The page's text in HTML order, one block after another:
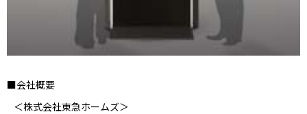
■会社概要
＜株式会社東急ホームズ＞